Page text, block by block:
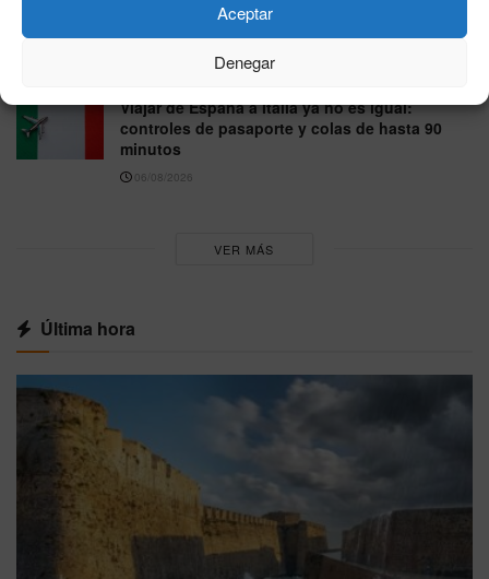
Aceptar
Denegar
El tiempo en España hoy viernes 7 de agosto
de 2026: panorama por zonas
Viajar de España a Italia ya no es igual:
controles de pasaporte y colas de hasta 90
minutos
06/08/2026
VER MÁS
Última hora